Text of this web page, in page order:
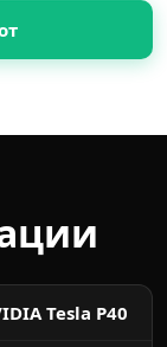
Tesla P40